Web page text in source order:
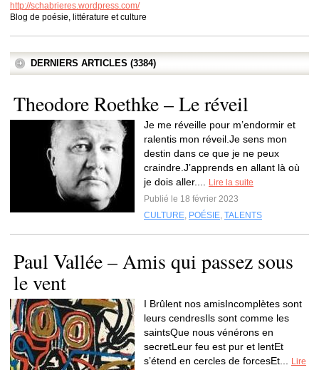
http://schabrieres.wordpress.com/
Blog de poésie, littérature et culture
DERNIERS ARTICLES (3384)
Theodore Roethke – Le réveil
Je me réveille pour m’endormir et
ralentis mon réveil.Je sens mon
destin dans ce que je ne peux
craindre.J’apprends en allant là où
je dois aller....
Lire la suite
Publié le 18 février 2023
CULTURE, POÉSIE, TALENTS
Paul Vallée – Amis qui passez sous
le vent
I Brûlent nos amisIncomplètes sont
leurs cendresIls sont comme les
saintsQue nous vénérons en
secretLeur feu est pur et lentEt
s’étend en cercles de forcesEt...
Lire